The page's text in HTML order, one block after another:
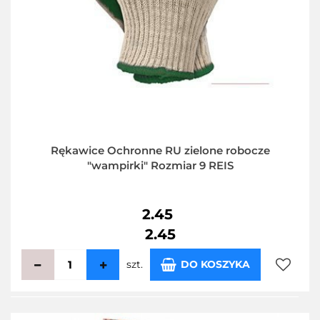
Rękawice Ochronne RU zielone robocze
"wampirki" Rozmiar 9 REIS
2.45
2.45
szt. DO KOSZYKA